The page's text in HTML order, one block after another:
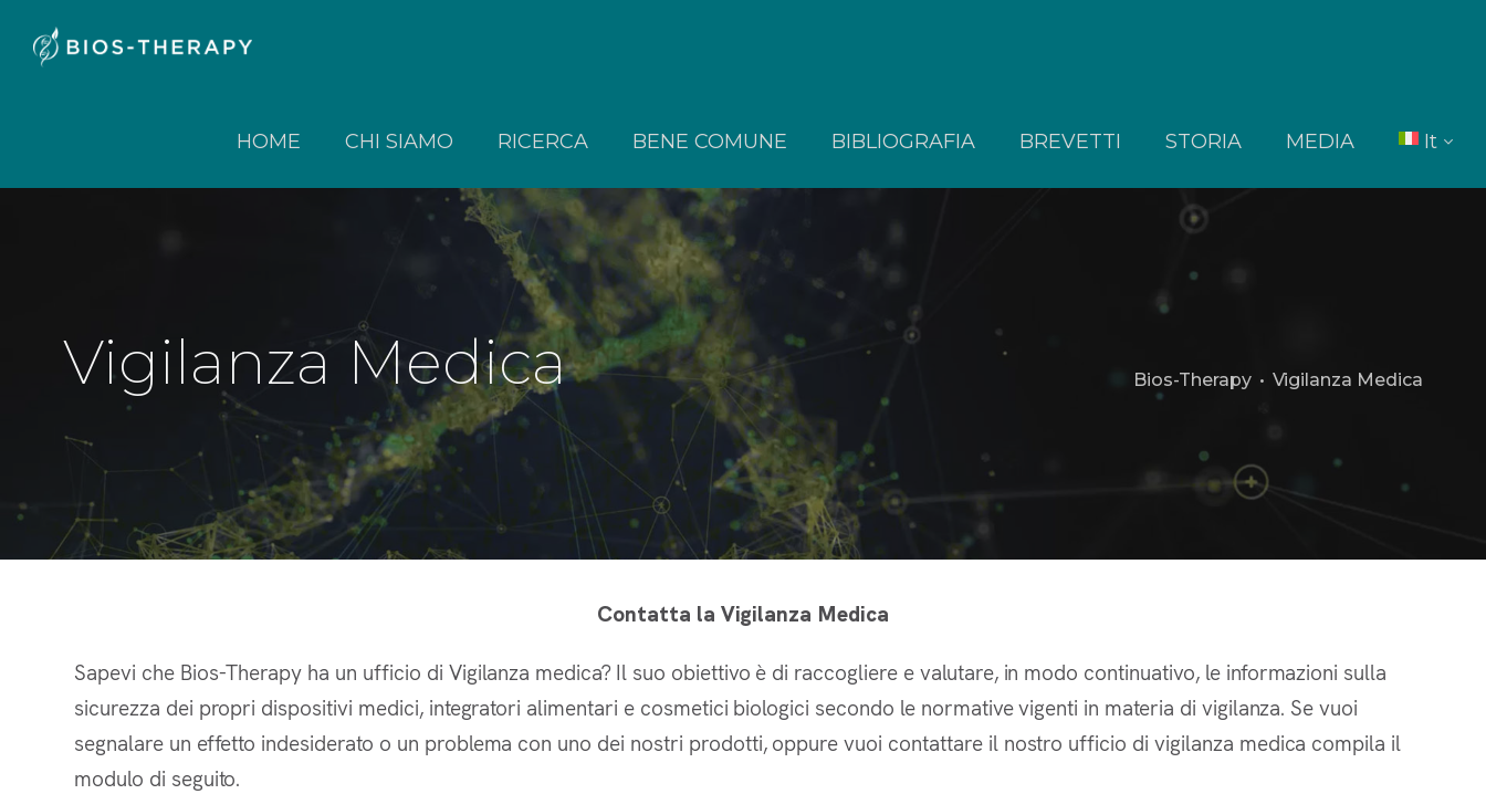
HOME CHI SIAMO RICERCA BENE COMUNE BIBLIOGRAFIA BREVETTI STORIA MEDIA It
Vigilanza Medica Bios-Therapy • Vigilanza Medica
Contatta la Vigilanza Medica
Sapevi che Bios-Therapy ha un ufficio di Vigilanza medica? Il suo obiettivo è di raccogliere e valutare, in modo continuativo, le informazioni sulla
sicurezza dei propri dispositivi medici, integratori alimentari e cosmetici biologici secondo le normative vigenti in materia di vigilanza. Se vuoi
segnalare un effetto indesiderato o un problema con uno dei nostri prodotti, oppure vuoi contattare il nostro ufficio di vigilanza medica compila il
modulo di seguito.